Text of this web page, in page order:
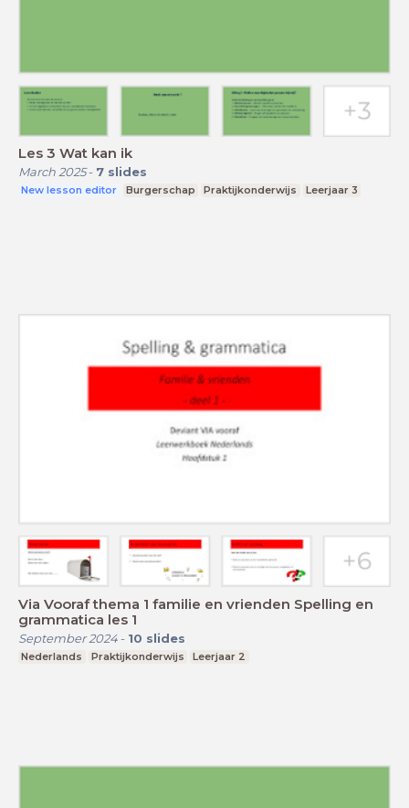
Les 3 Wat kan ik
March 2025- 7 slides
New lesson editor Burgerschap Praktijkonderwijs Leerjaar 3
Via Vooraf thema 1 familie en vrienden Spelling en
grammatica les 1
September 2024- 10 slides
Nederlands Praktijkonderwijs Leerjaar 2